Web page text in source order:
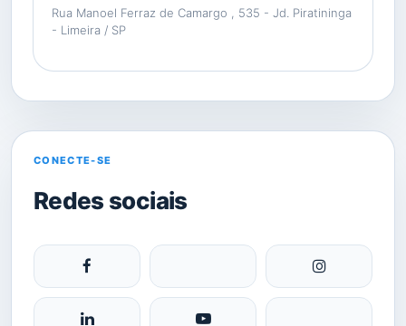
Rua Manoel Ferraz de Camargo , 535 - Jd. Piratininga
- Limeira / SP
CONECTE-SE
Redes sociais